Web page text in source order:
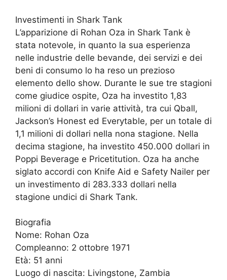
Investimenti in Shark Tank
L’apparizione di Rohan Oza in Shark Tank è
stata notevole, in quanto la sua esperienza
nelle industrie delle bevande, dei servizi e dei
beni di consumo lo ha reso un prezioso
elemento dello show. Durante le sue tre stagioni
come giudice ospite, Oza ha investito 1,83
milioni di dollari in varie attività, tra cui Qball,
Jackson’s Honest ed Everytable, per un totale di
1,1 milioni di dollari nella nona stagione. Nella
decima stagione, ha investito 450.000 dollari in
Poppi Beverage e Pricetitution. Oza ha anche
siglato accordi con Knife Aid e Safety Nailer per
un investimento di 283.333 dollari nella
stagione undici di Shark Tank.
Biografia
Nome: Rohan Oza
Compleanno: 2 ottobre 1971
Età: 51 anni
Luogo di nascita: Livingstone, Zambia